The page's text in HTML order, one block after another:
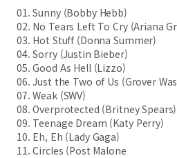
01. Sunny (Bobby Hebb)
02. No Tears Left To Cry (Ariana
03. Hot Stuff (Donna Summer)
04. Sorry (Justin Bieber)
05. Good As Hell (Lizzo)
06. Just the Two of Us (Grover
07. Weak (SWV)
08. Overprotected (Britney Spears)
09. Teenage Dream (Katy Perry)
10. Eh, Eh (Lady Gaga)
11. Circles (Post Malone